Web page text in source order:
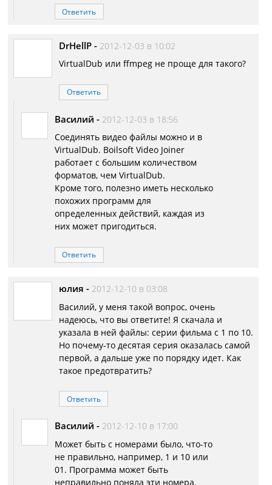
Ответить
DrHellP - 2012-12-03 в 10:02
VirtualDub или ffmpeg не проще для такого?
Ответить
Василий - 2012-12-03 в 18:56
Соединять видео файлы можно и в
VirtualDub. Boilsoft Video Joiner
работает с большим количеством
форматов, чем VirtualDub.
Кроме того, полезно иметь несколько
похожих программ для
определенных действий, каждая из
них может пригодиться.
Ответить
юлия - 2012-12-10 в 03:08
Василий, у меня такой вопрос, очень
надеюсь, что вы ответите! Я скачала и
указала в ней файлы: серии фильма с 1 по 10.
Но почему-то десятая серия оказалась самой
первой, а дальше уже по порядку идет. Как
такое предотвратить?
Ответить
Василий - 2012-12-10 в 17:00
Может быть с номерами было, что-то
не правильно, например, 1 и 10 или
01. Программа может быть
неправильно поняла эти номера.